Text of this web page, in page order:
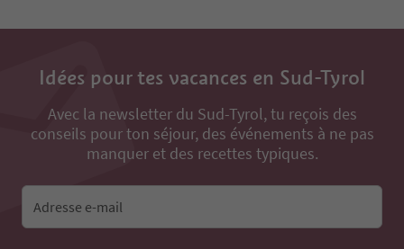
Idées pour tes vacances en Sud-Tyrol
Avec la newsletter du Sud-Tyrol, tu reçois des
conseils pour ton séjour, des événements à ne pas
manquer et des recettes typiques.
Adresse e-mail